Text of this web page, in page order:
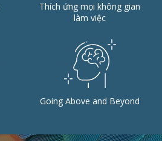
Thích ứng mọi không gian
làm việc
Going Above and Beyond